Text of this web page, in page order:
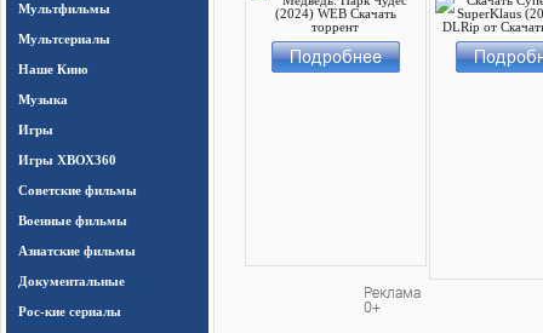
Мультфильмы
Мультсериалы
Наше Кино
Музыка
Игры
Игры ХВОХ360
Cоветские фильмы
Военные фильмы
Азиатские фильмы
Документальные
Рос-кие сериалы